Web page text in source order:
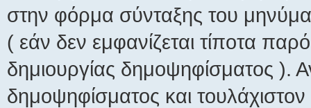
στην φόρμα σύνταξης του
( εάν δεν εμφανίζεται τίποτα
δημιουργίας δημοψηφίσματος ).
δημοψηφίσματος και